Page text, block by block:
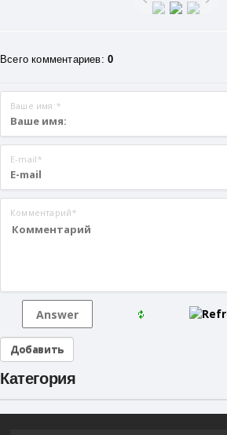
Всего комментариев: 0
Ваше имя:*
E-mail*
Комментарий*
Категория